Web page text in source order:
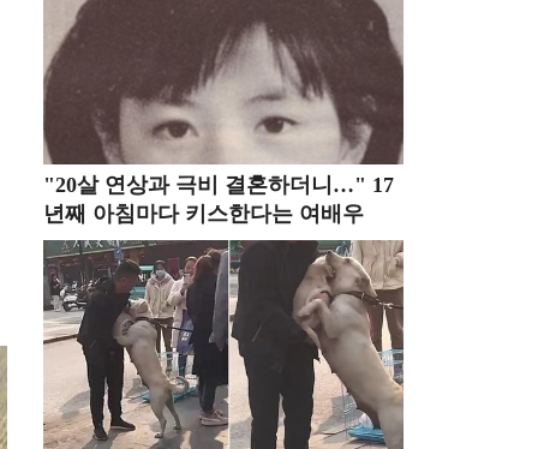
"20살 연상과 극비 결혼하더니…" 17
년째 아침마다 키스한다는 여배우